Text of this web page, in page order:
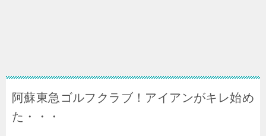
阿蘇東急ゴルフクラブ！アイアンがキレ始め
た・・・